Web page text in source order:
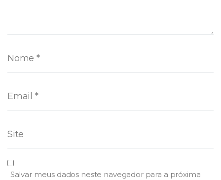
Salvar meus dados neste navegador para a próxima